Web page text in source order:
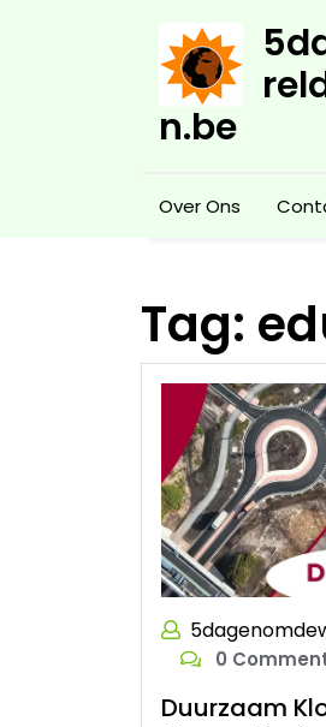
n.be
Over Ons
Tag:
0
Duurzaam